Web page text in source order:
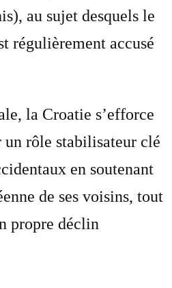
au sujet desquels le
régulièrement accusé
la Croatie s’efforce
un rôle stabilisateur clé
en soutenant
de ses voisins, tout
propre déclin